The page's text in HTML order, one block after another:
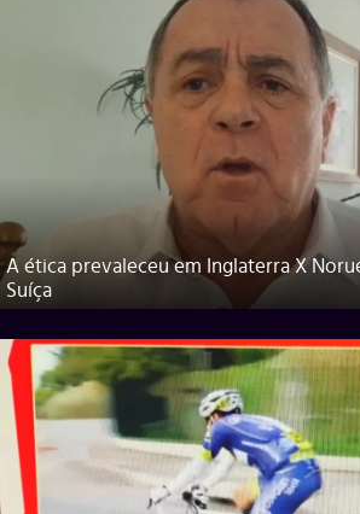
A ética prevaleceu em Inglaterra X
Suíça